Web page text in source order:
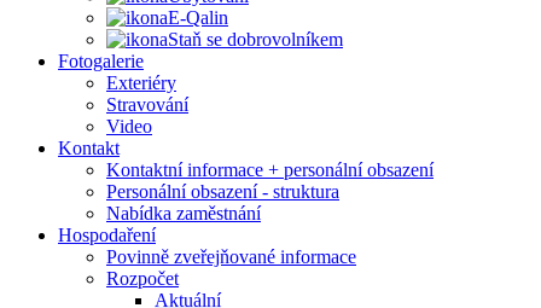
E-Qalin
Staň se dobrovolníkem
Fotogalerie
Exteriéry
Stravování
Video
Kontakt
Kontaktní informace + personální obsazení
Personální obsazení - struktura
Nabídka zaměstnání
Hospodaření
Povinně zveřejňované informace
Rozpočet
Aktuální